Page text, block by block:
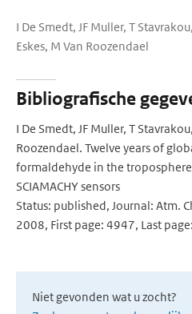
I De Smedt, JF Muller, T
Eskes, M Van Roozendael
Bibliografische
I De Smedt, JF Muller, T
Roozendael. Twelve years of
formaldehyde in the troposphere
SCIAMACHY sensors
Status: published, Journal: Atm.
2008, First page: 4947, Last
Niet gevonden wat u zocht?